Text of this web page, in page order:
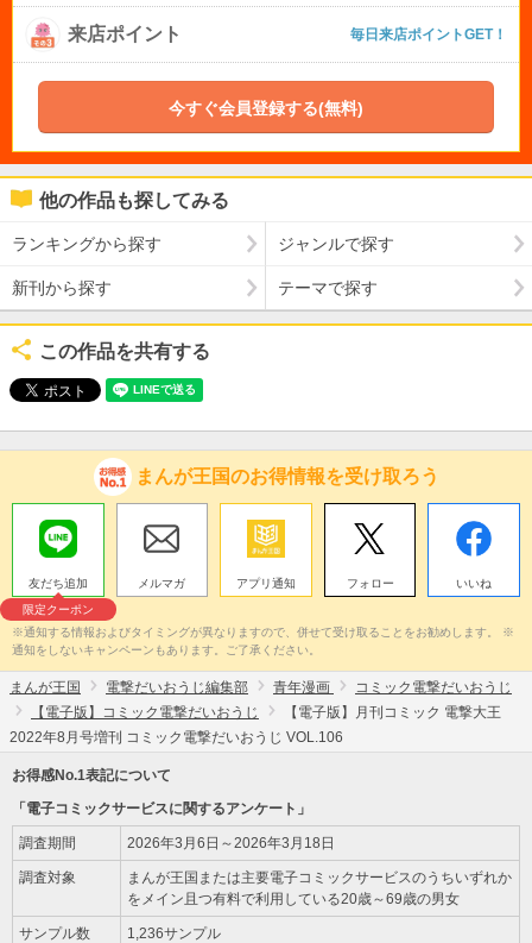
来店ポイント 毎日来店ポイントGET！
今すぐ会員登録する(無料)
他の作品も探してみる
ランキングから探す ジャンルで探す
新刊から探す テーマで探す
この作品を共有する
まんが王国のお得情報を受け取ろう
友だち追加
限定クーポン
メルマガ アプリ通知 フォロー いいね
※通知する情報およびタイミングが異なりますので、併せて受け取ることをお勧めします。 ※
通知をしないキャンペーンもあります。ご了承ください。
まんが王国 電撃だいおうじ編集部 青年漫画
コミック電撃だいおうじ
【電子版】コミック電撃だいおうじ
【電子版】月刊コミック 電撃大王
2022年8月号増刊 コミック電撃だいおうじ VOL.106
お得感No.1表記について
「電子コミックサービスに関するアンケート」
調査期間 2026年3月6日～2026年3月18日
調査対象
まんが王国または主要電子コミックサービスのうちいずれか
をメイン且つ有料で利用している20歳～69歳の男女
サンプル数 1,236サンプル